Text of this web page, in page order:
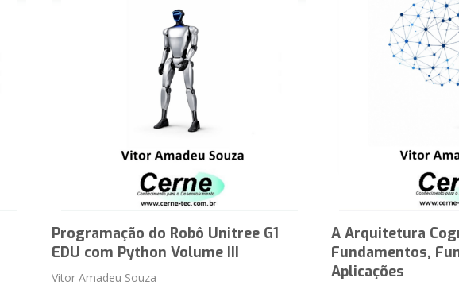
Programação do Robô Unitree G1
EDU com Python Volume III
Vitor Amadeu Souza
A Arquitetura
Fundamentos,
Aplicações